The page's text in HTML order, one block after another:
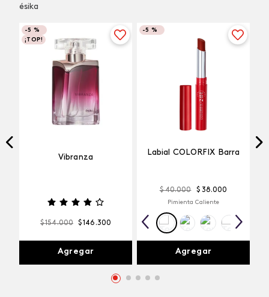
ésika
-5 %
¡TOP!
Vibranza
$154.000 $146 .300
Agregar
-5 %
Labial COLORFIX Barra
$ 40.000 $ 38.000
Pimienta Caliente
Agregar